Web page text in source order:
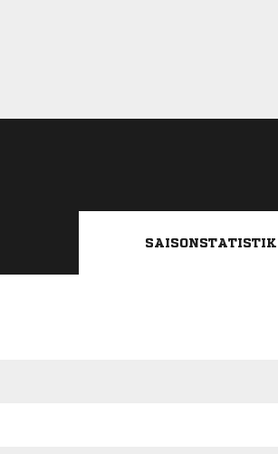
SAISONSTATISTIK